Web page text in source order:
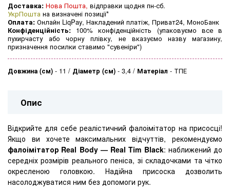
Доставка: Нова Пошта, відправки щодня пн-сб.
УкрПошта на визначені позиції*
Оплата: Онлайн LiqPay, Накладений платіж, Приват24, МоноБанк
Конфіденційність: 100% конфіденційність (упаковуємо все в
пухирчасту або чорну плівку, не вказуємо назву магазину,
призначення посилки ставимо "сувеніри")
Довжина (см) - 11 Діаметр (см) - 3,4 Матеріал - ТПЕ
Опис
Відкрийте для себе реалістичний фалоімітатор на присосці!
Якщо ви хочете максимальних відчуттів, рекомендуємо
фалоімітатор Real Body — Real Tim Black: наближений до
середніх розмірів реального пеніса, зі складочками та чітко
окресленою головкою. Надійна присоска дозволить
насолоджуватися ним без допомоги рук.